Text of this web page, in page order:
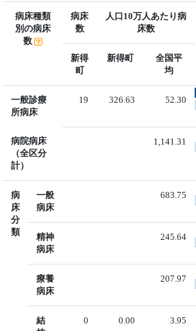
病床種類
別の病床
数
病床
数
人口10万人あたり病
床数
新得
町
新得町
全国平
均
一般診療
所病床
19 326.63 52.30
病院病床
（全区分
計）
1,141.31
病
床
分
類
一般
病床
683.75
精神
病床
245.64
療養
病床
207.97
結
0 0.00 3.95